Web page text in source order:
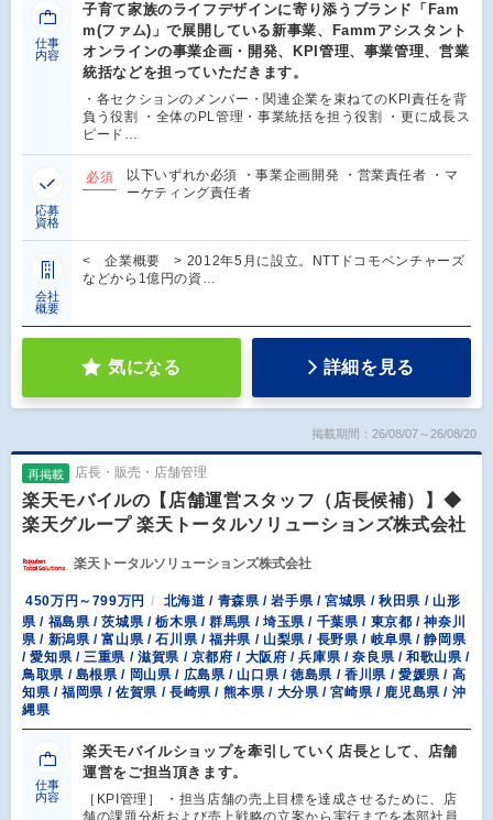
仕事
内容
子育て家族のライフデザインに寄り添うブランド「Fam
m(ファム)」で展開している新事業、Fammアシスタント
オンラインの事業企画・開発、KPI管理、事業管理、営業
統括などを担っていただきます。
・各セクションのメンバー・関連企業を束ねてのKPI責任を背
負う役割 ・全体のPL管理・事業統括を担う役割 ・更に成長ス
ピード…
応募
資格
必須
以下いずれか必須 ・事業企画開発 ・営業責任者 ・マ
ーケティング責任者
会社
概要
< 企業概要 > 2012年5月に設立。NTTドコモベンチャーズ
などから1億円の資…
気になる 詳細を見る
掲載期間：26/08/07～26/08/20
再掲載 店長・販売・店舗管理
楽天モバイルの【店舗運営スタッフ（店長候補）】◆
楽天グループ 楽天トータルソリューションズ株式会社
楽天トータルソリューションズ株式会社
450万円～799万円
北海道 / 青森県 / 岩手県 / 宮城県 / 秋田県 / 山形
県 / 福島県 / 茨城県 / 栃木県 / 群馬県 / 埼玉県 / 千葉県 / 東京都 / 神奈川
県 / 新潟県 / 富山県 / 石川県 / 福井県 / 山梨県 / 長野県 / 岐阜県 / 静岡県
/ 愛知県 / 三重県 / 滋賀県 / 京都府 / 大阪府 / 兵庫県 / 奈良県 / 和歌山県 /
鳥取県 / 島根県 / 岡山県 / 広島県 / 山口県 / 徳島県 / 香川県 / 愛媛県 / 高
知県 / 福岡県 / 佐賀県 / 長崎県 / 熊本県 / 大分県 / 宮崎県 / 鹿児島県 / 沖
縄県
仕事
内容
楽天モバイルショップを牽引していく店長として、店舗
運営をご担当頂きます。
［KPI管理］ ・担当店舗の売上目標を達成させるために、店
舗の課題分析および売上戦略の立案から実行までを本部社員